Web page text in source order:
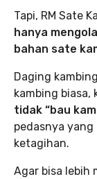
Tapi, RM Sate
hanya
bahan sate
Daging
kambing biasa,
tidak “bau
pedasnya
ketagihan.
Agar bisa lebih